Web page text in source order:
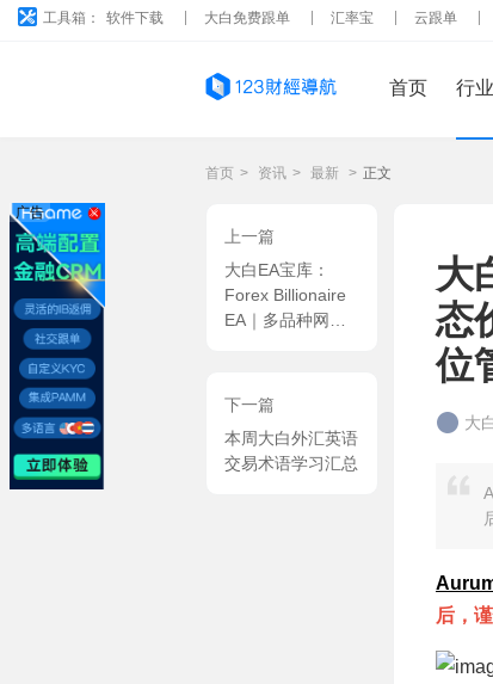
工具箱： 软件下载 大白免费跟单 汇率宝 云跟单
首页 行
首页 > 资讯 > 最新 > 正文
上一篇
大白EA宝库：
Forex Billionaire
EA｜多品种网格
金金额止盈交易策
下一篇
本周大白外汇英语
交易术语学习汇总
大
态
位
大
后，
广告